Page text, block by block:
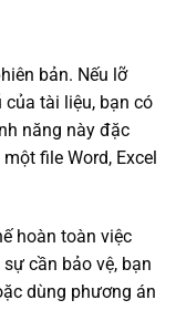
bản. Nếu lỡ
tài liệu, bạn có
năng này đặc
file Word, Excel
hoàn toàn việc
cần bảo vệ, bạn
dùng phương án